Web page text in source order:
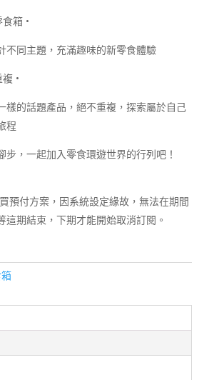
食箱•
不同主題，充滿趣味的新零食體驗
複•
樣的話題產品，絕不重複，探索屬於自己
程
步，一起加入零食環遊世界的行列吧！
預付方案，因系統設定緣故，無法在期間
這期結束，下期才能開始取消訂閱。